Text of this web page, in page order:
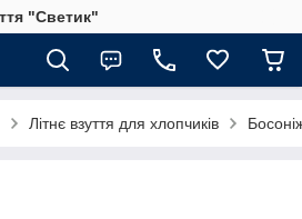
"Светик"
Літнє взуття для хлопчиків